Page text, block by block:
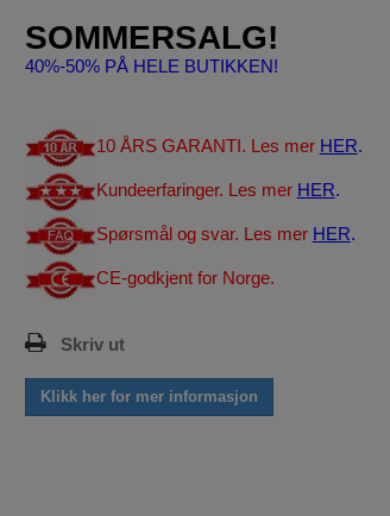
SOMMERSALG!
40%-50% PÅ HELE BUTIKKEN!
10 ÅRS GARANTI. Les mer HER.
Kundeerfaringer. Les mer HER.
Spørsmål og svar. Les mer HER.
CE-godkjent for Norge.
Skriv ut
Klikk her for mer informasjon